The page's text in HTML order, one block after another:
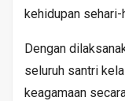
kehidupan sehari-
Dengan
seluruh santri
keagamaan